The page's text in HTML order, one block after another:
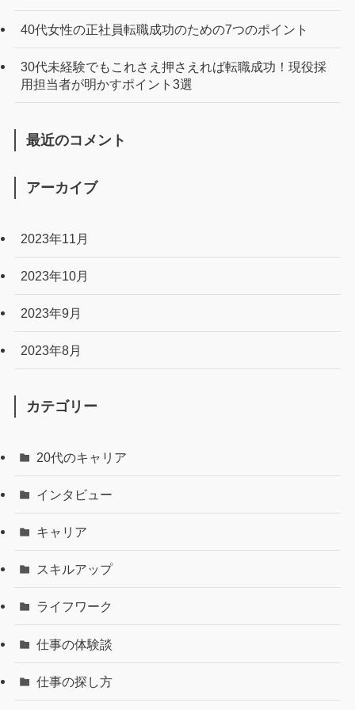
40代女性の正社員転職成功のための7つのポイント
30代未経験でもこれさえ押さえれば転職成功！現役採
用担当者が明かすポイント3選
最近のコメント
アーカイブ
2023年11月
2023年10月
2023年9月
2023年8月
カテゴリー
20代のキャリア
インタビュー
キャリア
スキルアップ
ライフワーク
仕事の体験談
仕事の探し方